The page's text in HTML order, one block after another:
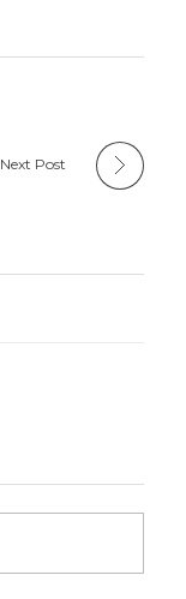
Next Post